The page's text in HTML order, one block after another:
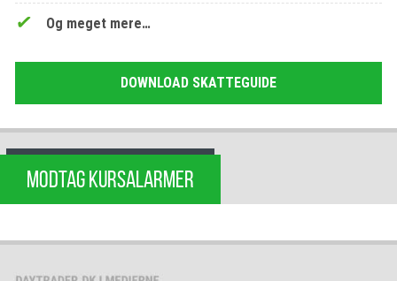
Og meget mere…
DOWNLOAD SKATTEGUIDE
MODTAG KURSALARMER